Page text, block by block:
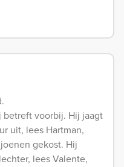
betreft voorbij. Hij jaagt
uit, lees Hartman,
gekost. Hij
lees Valente,